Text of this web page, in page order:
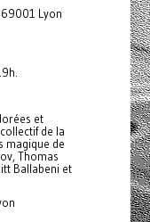
Lyon
et
de la
magique de
Thomas
Ballabeni et